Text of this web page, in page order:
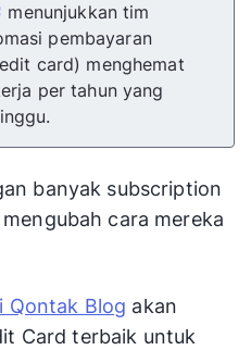
menunjukkan tim
pembayaran
card) menghemat
per tahun yang
banyak subscription
cara mereka
Qontak Blog akan
Card terbaik untuk